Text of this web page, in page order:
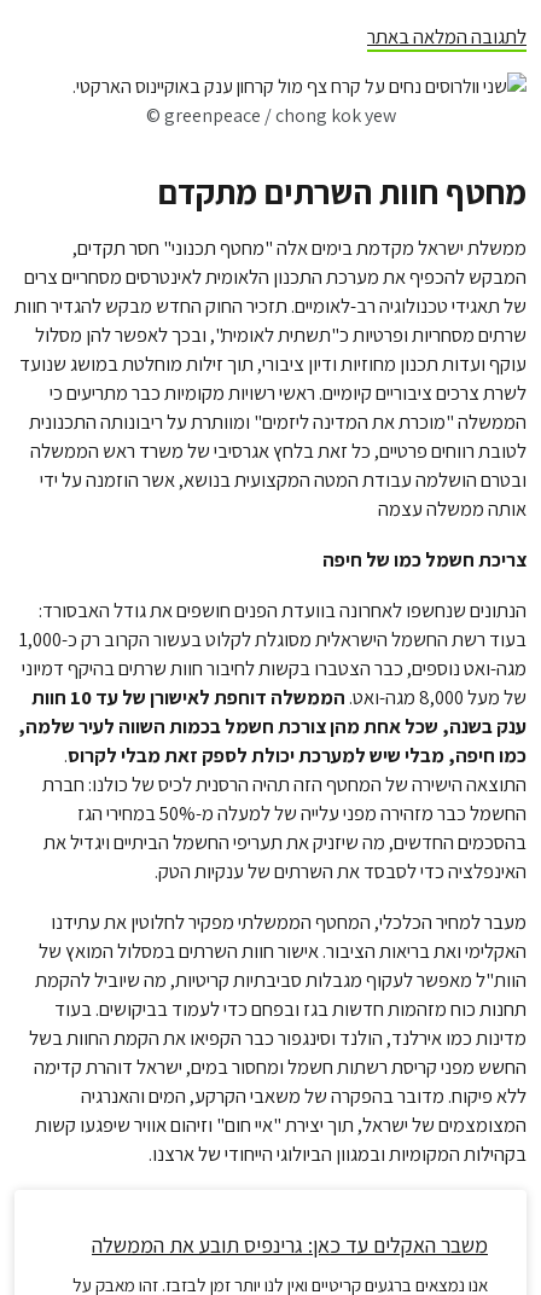
לתגובה המלאה באתר
© greenpeace / chong kok yew
מחטף חוות השרתים מתקדם
ממשלת ישראל מקדמת בימים אלה "מחטף תכנוני" חסר תקדים,
המבקש להכפיף את מערכת התכנון הלאומית לאינטרסים מסחריים צרים
של תאגידי טכנולוגיה רב-לאומיים. תזכיר החוק החדש מבקש להגדיר חוות
שרתים מסחריות ופרטיות כ"תשתית לאומית", ובכך לאפשר להן מסלול
עוקף ועדות תכנון מחוזיות ודיון ציבורי, תוך זילות מוחלטת במושג שנועד
לשרת צרכים ציבוריים קיומיים. ראשי רשויות מקומיות כבר מתריעים כי
הממשלה "מוכרת את המדינה ליזמים" ומוותרת על ריבונותה התכנונית
לטובת רווחים פרטיים, כל זאת בלחץ אגרסיבי של משרד ראש הממשלה
ובטרם הושלמה עבודת המטה המקצועית בנושא, אשר הוזמנה על ידי
אותה ממשלה עצמה
צריכת חשמל כמו של חיפה
הנתונים שנחשפו לאחרונה בוועדת הפנים חושפים את גודל האבסורד:
בעוד רשת החשמל הישראלית מסוגלת לקלוט בעשור הקרוב רק כ-1,000
מגה-ואט נוספים, כבר הצטברו בקשות לחיבור חוות שרתים בהיקף דמיוני
של מעל 8,000 מגה-ואט.
הממשלה דוחפת לאישורן של עד 10 חוות
ענק בשנה, שכל אחת מהן צורכת חשמל בכמות השווה לעיר שלמה,
כמו חיפה, מבלי שיש למערכת יכולת לספק זאת מבלי לקרוס.
התוצאה הישירה של המחטף הזה תהיה הרסנית לכיס של כולנו: חברת
החשמל כבר מזהירה מפני עלייה של למעלה מ-50% במחירי הגז
בהסכמים החדשים, מה שיזניק את תעריפי החשמל הביתיים ויגדיל את
האינפלציה כדי לסבסד את השרתים של ענקיות הטק.
מעבר למחיר הכלכלי, המחטף הממשלתי מפקיר לחלוטין את עתידנו
האקלימי ואת בריאות הציבור. אישור חוות השרתים במסלול המואץ של
הוות"ל מאפשר לעקוף מגבלות סביבתיות קריטיות, מה שיוביל להקמת
תחנות כוח מזהמות חדשות בגז ובפחם כדי לעמוד בביקושים. בעוד
מדינות כמו אירלנד, הולנד וסינגפור כבר הקפיאו את הקמת החוות בשל
החשש מפני קריסת רשתות חשמל ומחסור במים, ישראל דוהרת קדימה
ללא פיקוח. מדובר בהפקרה של משאבי הקרקע, המים והאנרגיה
המצומצמים של ישראל, תוך יצירת "איי חום" וזיהום אוויר שיפגעו קשות
בקהילות המקומיות ובמגוון הביולוגי הייחודי של ארצנו.
משבר האקלים עד כאן: גרינפיס תובע את הממשלה
אנו נמצאים ברגעים קריטיים ואין לנו יותר זמן לבזבז. זהו מאבק על